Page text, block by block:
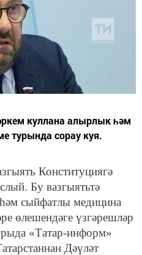
куллана алырлык һәм
турында сорау куя.
Конституциягә
Бу вазгыятьтә
сыйфатлы медицина
өлешендәге үзгәрешләр
«Татар-информ»
Дәүләт